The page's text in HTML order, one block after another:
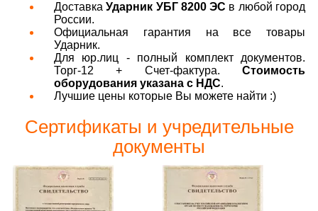
ДоставкаУдарник УБГ 8200 ЭС в любой город
России.
Официальная гарантия на все товары
Ударник.
Для юр.лиц - полный комплект документов.
Торг-12 + Счет-фактура. Стоимость
оборудования указана с НДС.
Лучшие цены которые Вы можете найти :)
Сертификаты и учредительные
документы